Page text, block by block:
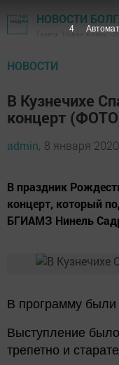
НОВОСТИ
Газета "Новая жизнь" -
НОВОСТИ
В Кузнечихе
концерт
admin, 8 января
В праздник
концерт, который
БГИАМЗ Нинель
В программу были
Выступление
трепетно и
3